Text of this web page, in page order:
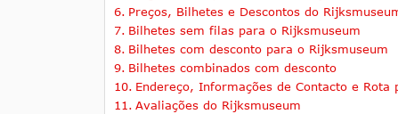
Preços, Bilhetes e Descontos do
Bilhetes sem filas para o Rijksmuseum
Bilhetes com desconto para o Rijksmuseum
Bilhetes combinados com desconto
Endereço, Informações de Contacto e Rota
Avaliações do Rijksmuseum